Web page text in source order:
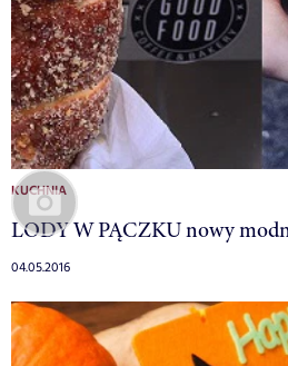
KUCHNIA
LODY W PĄCZKU nowy
04.05.2016